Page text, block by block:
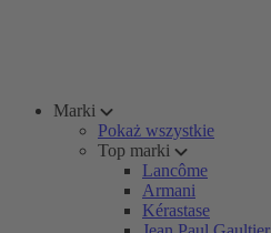
Marki
Pokaż wszystkie
Top marki
Lancôme
Armani
Kérastase